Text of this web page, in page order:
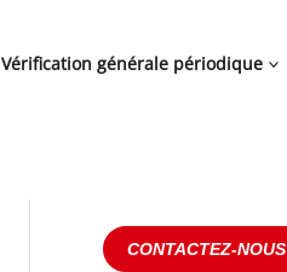
Vérification générale périodique
CONTACTEZ-NOUS